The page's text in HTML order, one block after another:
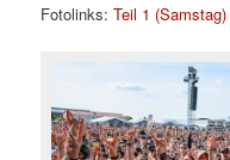
Fotolinks:Teil 1 (Samstag)